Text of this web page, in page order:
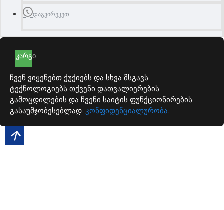
დაგვირეკეთ
ᲙᲐᲠᲒᲘ
ჩვენ ვიყენებთ ქუქიებს და სხვა მსგავს
ტექნოლოგიებს თქვენი დათვალიერების
გამოცდილების და ჩვენი საიტის ფუნქციონირების
გასაუმჯობესებლად. კონფიდენციალურობა.